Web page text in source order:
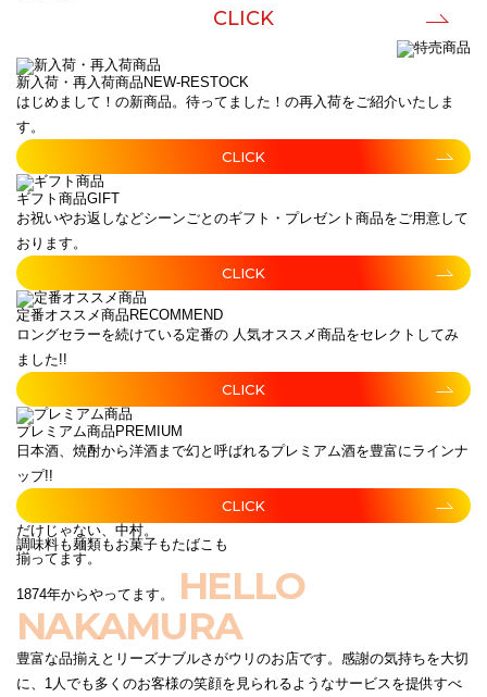
CLICK
新入荷・再入荷商品 NEW-RESTOCK
はじめまして！の新商品。待ってました！の再入荷をご紹介いたしま
す。
CLICK
ギフト商品GIFT
お祝いやお返しなどシーンごとのギフト・プレゼント商品をご用意して
おります。
CLICK
定番オススメ商品 RECOMMEND
ロングセラーを続けている定番の 人気オススメ商品をセレクトしてみ
ました!!
CLICK
プレミアム商品 PREMIUM
日本酒、焼酎から洋酒まで幻と呼ばれるプレミアム酒を豊富にラインナ
ップ!!
CLICK
だけじゃない、中村。
調味料も麺類もお菓子もたばこも
揃ってます。
1874年からやってます。
HELLO
NAKAMURA
豊富な品揃えとリーズナブルさがウリのお店です。感謝の気持ちを大切
に、1人でも多くのお客様の笑顔を見られるようなサービスを提供すべ